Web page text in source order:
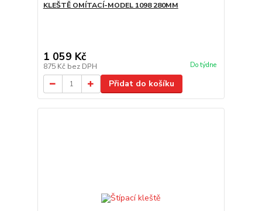
KLEŠTĚ OMÍTACÍ-MODEL 1098 280MM
1 059 Kč
875 Kč bez DPH Do týdne
Přidat do košíku